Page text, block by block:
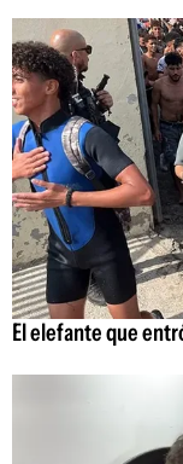
El elefante que